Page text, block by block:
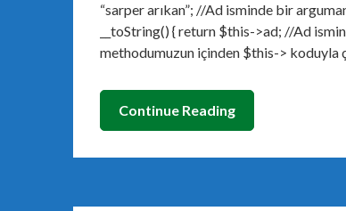
“sarper arıkan”; //Ad isminde bir
__toString() { return $this->ad; //Ad
methodumuzun içinden $this-> koduyla
Continue Reading